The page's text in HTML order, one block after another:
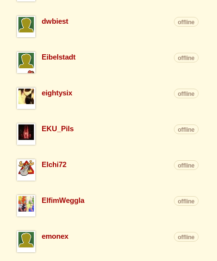
dwbiest offline
Eibelstadt offline
eightysix offline
EKU_Pils offline
Elchi72 offline
ElfimWeggla offline
emonex offline